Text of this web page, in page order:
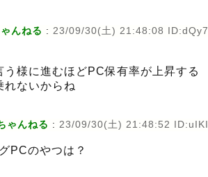
んねる : 23/09/30(土) 21:48:08 ID:dQy7
様に進むほどPC保有率が上昇する
れないからね
ゃんねる : 23/09/30(土) 21:48:52 ID:uIKI
PCのやつは？